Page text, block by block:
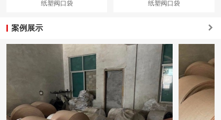
纸塑阀口袋 纸塑阀口袋
案例展示